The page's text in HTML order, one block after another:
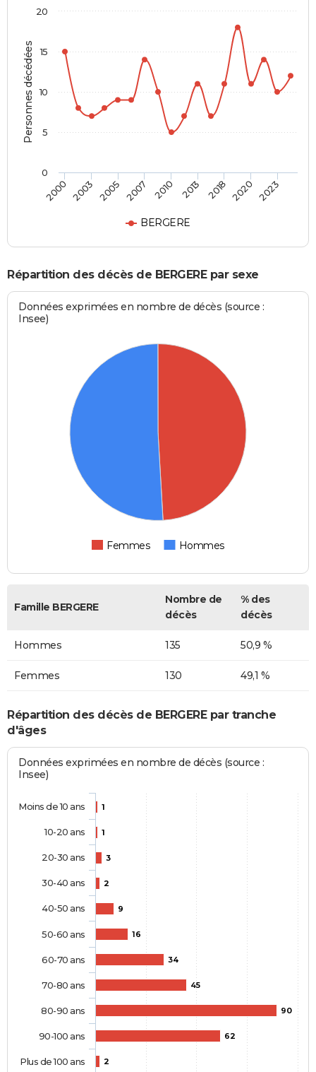
Personnes décédées
BERGERE
2000 2003 2005 2007 2010 2013 2018 2020 2023
0
5
10
15
20
Répartition des décès de BERGERE par sexe
Données exprimées en nombre de décès (source :
Insee)
Femmes Hommes
Famille BERGERE
Nombre de
décès
% des
décès
Hommes 135 50,9 %
Femmes 130 49,1 %
Répartition des décès de BERGERE par tranche
d'âges
Données exprimées en nombre de décès (source :
Insee)
1
1
3
2
9
16
34
45
90
62
2
Moins de 10 ans
10-20 ans
20-30 ans
30-40 ans
40-50 ans
50-60 ans
60-70 ans
70-80 ans
80-90 ans
90-100 ans
Plus de 100 ans